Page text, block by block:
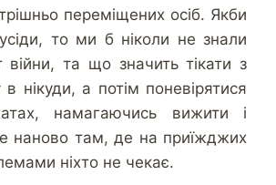
переміщених осіб. Якби
то ми б ніколи не знали
війни, та що значить тікати з
нікуди, а потім поневірятися
намагаючись вижити і
наново там, де на приїжджих
ніхто не чекає.